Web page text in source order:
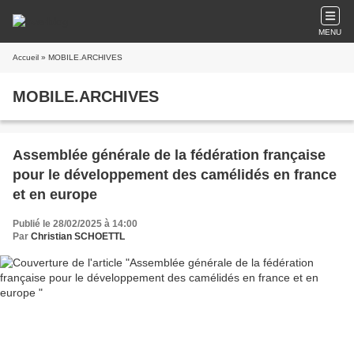
MENU
Accueil » MOBILE.ARCHIVES
MOBILE.ARCHIVES
Assemblée générale de la fédération française
pour le développement des camélidés en france
et en europe
Publié le 28/02/2025 à 14:00
Par Christian SCHOETTL